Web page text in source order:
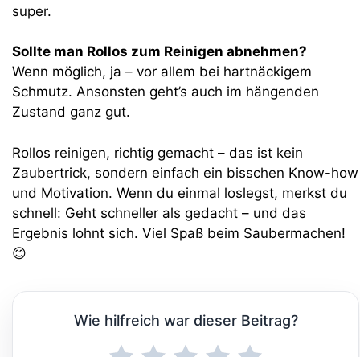
super.
Sollte man Rollos zum Reinigen abnehmen?
Wenn möglich, ja – vor allem bei hartnäckigem
Schmutz. Ansonsten geht’s auch im hängenden
Zustand ganz gut.
Rollos reinigen, richtig gemacht – das ist kein
Zaubertrick, sondern einfach ein bisschen Know-how
und Motivation. Wenn du einmal loslegst, merkst du
schnell: Geht schneller als gedacht – und das
Ergebnis lohnt sich. Viel Spaß beim Saubermachen!
😊
Wie hilfreich war dieser Beitrag?